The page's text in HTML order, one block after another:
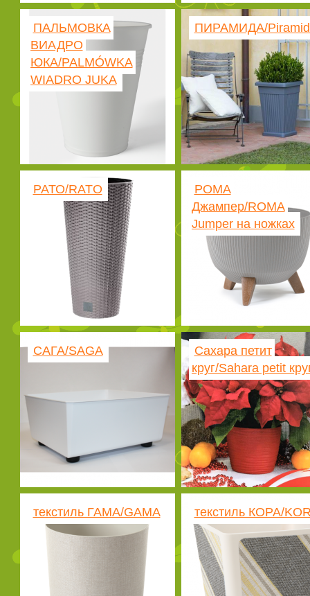
ПАЛЬМОВКА
ВИАДРО
ЮКА/PALMÓWKA
WIADRO JUKA
ПИРАМИДА/
РАТО/RATO
РОМА
Джампер/ROMA
Jumper на ножках
САГА/SAGA
Сахара петит
круг/Sahara petit
текстиль ГАМА/GAMA текстиль КОРА/